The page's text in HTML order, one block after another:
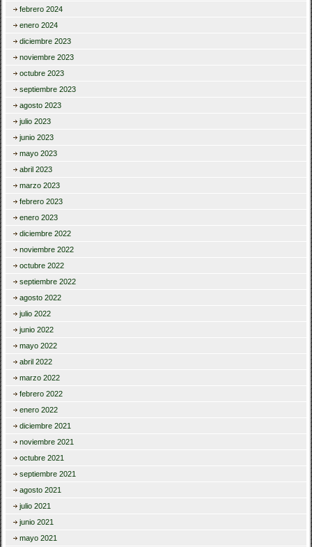
febrero 2024
enero 2024
diciembre 2023
noviembre 2023
octubre 2023
septiembre 2023
agosto 2023
julio 2023
junio 2023
mayo 2023
abril 2023
marzo 2023
febrero 2023
enero 2023
diciembre 2022
noviembre 2022
octubre 2022
septiembre 2022
agosto 2022
julio 2022
junio 2022
mayo 2022
abril 2022
marzo 2022
febrero 2022
enero 2022
diciembre 2021
noviembre 2021
octubre 2021
septiembre 2021
agosto 2021
julio 2021
junio 2021
mayo 2021